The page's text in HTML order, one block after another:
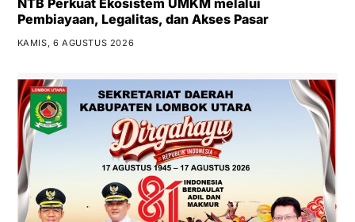
Pembiayaan, Legalitas, dan Akses Pasar
KAMIS, 6 AGUSTUS 2026